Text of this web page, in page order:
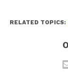
RELATED TOPICS: